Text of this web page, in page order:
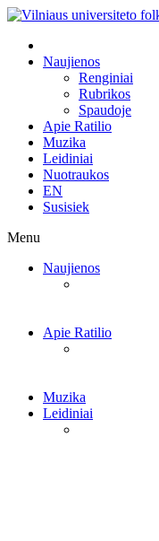
Naujienos
Renginiai
Rubrikos
Spaudoje
Apie Ratilio
Muzika
Leidiniai
Nuotraukos
EN
Susisiek
Menu
Naujienos
Apie Ratilio
Muzika
Leidiniai